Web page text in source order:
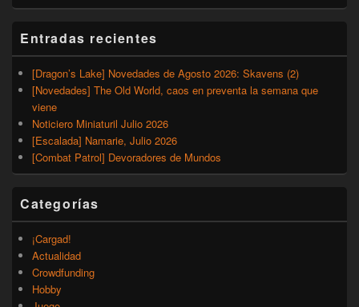
Entradas recientes
[Dragon’s Lake] Novedades de Agosto 2026: Skavens (2)
[Novedades] The Old World, caos en preventa la semana que
viene
Noticiero Miniaturil Julio 2026
[Escalada] Namarie, Julio 2026
[Combat Patrol] Devoradores de Mundos
Categorías
¡Cargad!
Actualidad
Crowdfunding
Hobby